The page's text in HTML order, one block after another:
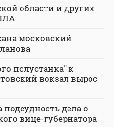
области и других
московский
полустанка" к
вокзал вырос
подсудность дела о
вице-губернатора